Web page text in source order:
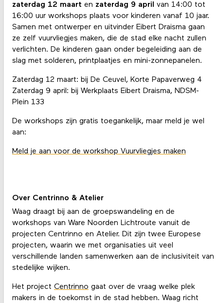
zaterdag 12 maart en zaterdag 9 april van 14:00 tot
16:00 uur workshops plaats voor kinderen vanaf 10 jaar.
Samen met ontwerper en uitvinder Eibert Draisma gaan
ze zelf vuurvliegjes maken, die de stad elke nacht zullen
verlichten. De kinderen gaan onder begeleiding aan de
slag met solderen, printplaatjes en mini-zonnepanelen.
Zaterdag 12 maart: bij De Ceuvel, Korte Papaverweg 4
Zaterdag 9 april: bij Werkplaats Eibert Draisma, NDSM-
Plein 133
De workshops zijn gratis toegankelijk, maar meld je wel
aan:
Meld je aan voor de workshop Vuurvliegjes maken
Over Centrinno & Atelier
Waag draagt bij aan de groepswandeling en de
workshops van Ware Noorden Lichtroute vanuit de
projecten Centrinno en Atelier. Dit zijn twee Europese
projecten, waarin we met organisaties uit veel
verschillende landen samenwerken aan de inclusiviteit van
stedelijke wijken.
Het project Centrinno gaat over de vraag welke plek
makers in de toekomst in de stad hebben. Waag richt